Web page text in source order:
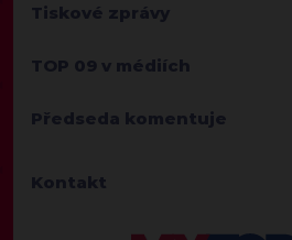
Tiskové zprávy
TOP 09 v médiích
Předseda komentuje
Kontakt